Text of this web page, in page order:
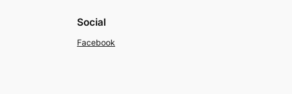
Social
Facebook